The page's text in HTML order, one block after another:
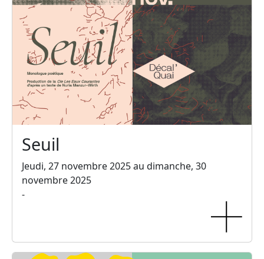
Seuil
Jeudi, 27 novembre 2025 au dimanche, 30
novembre 2025
-